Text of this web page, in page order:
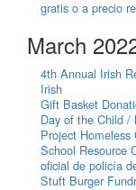
gratis o a precio
March
4th Annual Irish
Irish
Gift Basket
Day of the Child /
Project
School Resource
oficial de policía
Stuft Burger